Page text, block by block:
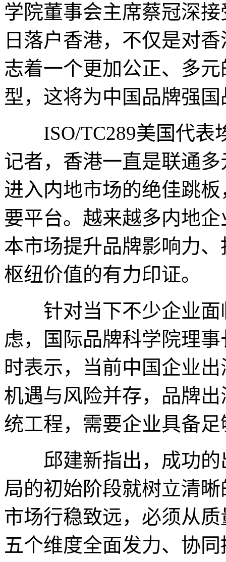
学院董事会主席蔡冠深
日落户香港，不仅是对
志着一个更加公正、多
型，这将为中国品牌强
ISO/TC289美国代表埃
记者，香港一直是联通
进入内地市场的绝佳跳
要平台。越来越多内地
本市场提升品牌影响力
枢纽价值的有力印证。
针对当下不少企业面
虑，国际品牌科学院理
时表示，当前中国企业
机遇与风险并存，品牌
统工程，需要企业具备
邱建新指出，成功的
局的初始阶段就树立清
市场行稳致远，必须从
五个维度全面发力、协